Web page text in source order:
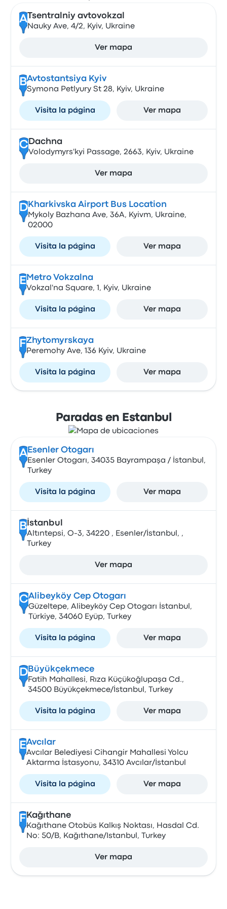
A Tsentralniy avtovokzal
Nauky Ave, 4/2, Kyiv, Ukraine
Ver mapa
BAvtostantsiya Kyiv
Symona Petlyury St 28, Kyiv, Ukraine
Visita la página Ver mapa
CDachna
Volodymyrs'kyi Passage, 2663, Kyiv, Ukraine
Ver mapa
DKharkivska Airport Bus Location
Mykoly Bazhana Ave, 36А, Kyivm, Ukraine,
02000
Visita la página Ver mapa
E Metro Vokzalna
Vokzal'na Square, 1, Kyiv, Ukraine
Visita la página Ver mapa
FZhytomyrskaya
Peremohy Ave, 136 Kyiv, Ukraine
Visita la página Ver mapa
Paradas en Estanbul
A Esenler Otogarı
Esenler Otogarı, 34035 Bayrampaşa / İstanbul,
Turkey
Visita la página Ver mapa
B İstanbul
Altıntepsi, O-3, 34220 , Esenler/İstanbul, ,
Turkey
Ver mapa
CAlibeyköy Cep Otogarı
Güzeltepe, Alibeyköy Cep Otogarı İstanbul,
Türkiye, 34060 Eyüp, Turkey
Visita la página Ver mapa
DBüyükçekmece
Fatih Mahallesi, Rıza Küçükoğlupaşa Cd.,
34500 Büyükçekmece/İstanbul, Turkey
Visita la página Ver mapa
EAvcılar
Avcılar Belediyesi Cihangir Mahallesi Yolcu
Aktarma İstasyonu, 34310 Avcılar/İstanbul
Visita la página Ver mapa
F Kağıthane
Kağıthane Otobüs Kalkış Noktası, Hasdal Cd.
No: 50/B, Kağıthane/Istanbul, Turkey
Ver mapa